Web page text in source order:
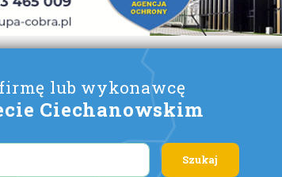
lub wykonawcę
Ciechanowskim